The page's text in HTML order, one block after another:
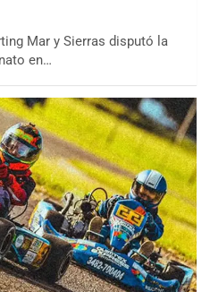
Mar y Sierras disputó la
en…